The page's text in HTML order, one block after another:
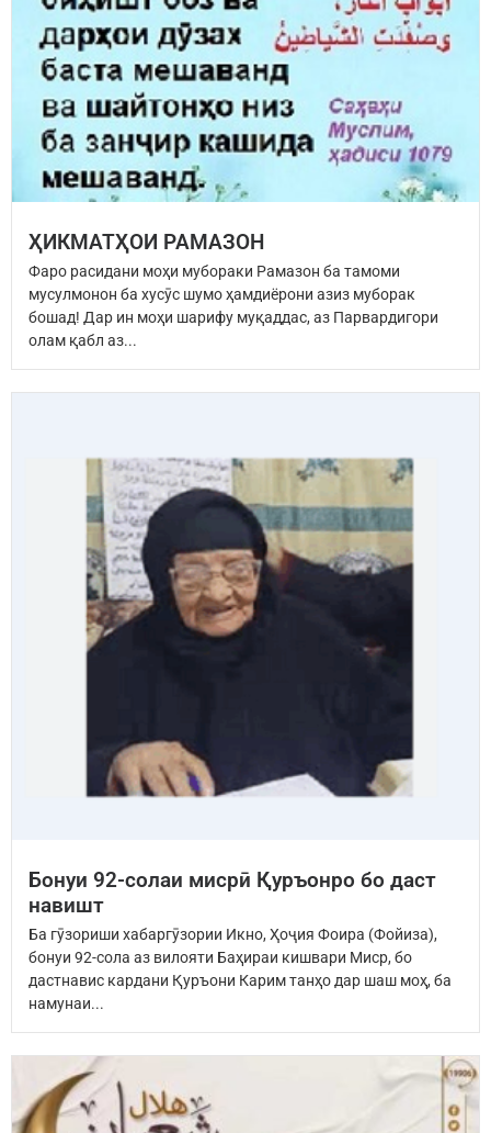
ҲИКМАТҲОИ РАМАЗОН
Фаро расидани моҳи мубораки Рамазон ба тамоми
мусулмонон ба хусӯс шумо ҳамдиёрони азиз муборак
бошад! Дар ин моҳи шарифу муқаддас, аз Парвардигори
олам қабл аз...
Бонуи 92-солаи мисрӣ Қуръонро бо даст
навишт
Ба гӯзориши хабаргӯзории Икно, Ҳоҷия Фоира (Фойиза),
бонуи 92-сола аз вилояти Баҳираи кишвари Миср, бо
дастнавис кардани Қуръони Карим танҳо дар шаш моҳ, ба
намунаи...